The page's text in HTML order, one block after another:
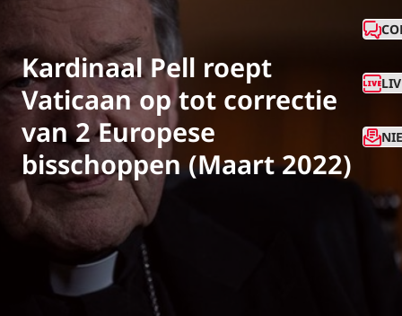
Kardinaal Pell roept
Vaticaan op tot correctie
van 2 Europese
bisschoppen (Maart 2022)